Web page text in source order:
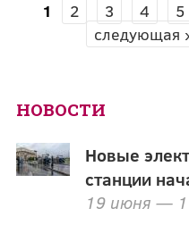
СТРАНИЦЫ
1 2 3 4 5
следующая ›
НОВОСТИ
Новые
станции
19 июня —